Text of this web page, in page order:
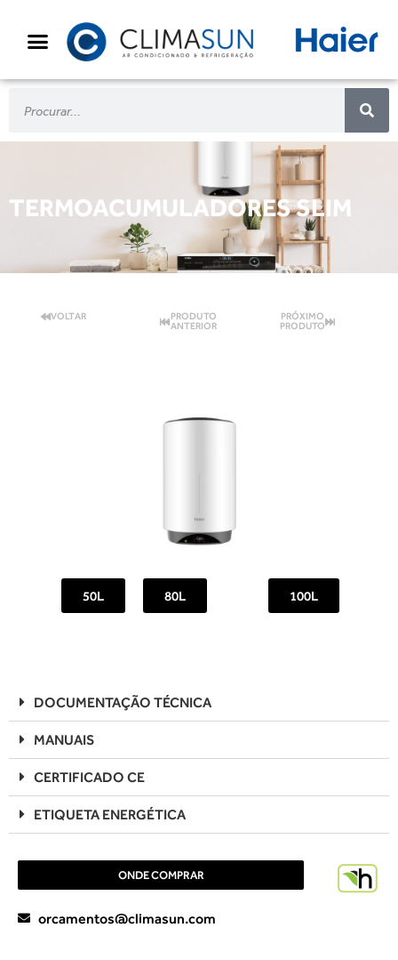
TERMOACUMULADORES SLIM
VOLTAR
PRODUTO
ANTERIOR
PRÓXIMO
PRODUTO
50L 80L 100L
DOCUMENTAÇÃO TÉCNICA
MANUAIS
CERTIFICADO CE
ETIQUETA ENERGÉTICA
ONDE COMPRAR
orcamentos@climasun.com